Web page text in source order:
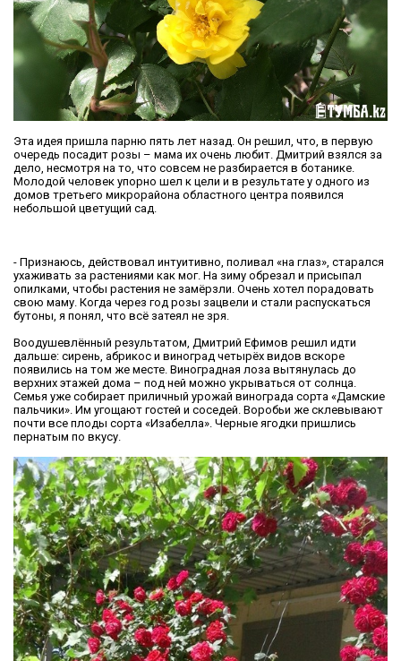
Эта идея пришла парню пять лет назад. Он решил, что, в первую
очередь посадит розы – мама их очень любит. Дмитрий взялся за
дело, несмотря на то, что совсем не разбирается в ботанике.
Молодой человек упорно шел к цели и в результате у одного из
домов третьего микрорайона областного центра появился
небольшой цветущий сад.
- Признаюсь, действовал интуитивно, поливал «на глаз», старался
ухаживать за растениями как мог. На зиму обрезал и присыпал
опилками, чтобы растения не замёрзли. Очень хотел порадовать
свою маму. Когда через год розы зацвели и стали распускаться
бутоны, я понял, что всё затеял не зря.
Воодушевлённый результатом, Дмитрий Ефимов решил идти
дальше: сирень, абрикос и виноград четырёх видов вскоре
появились на том же месте. Виноградная лоза вытянулась до
верхних этажей дома – под ней можно укрываться от солнца.
Семья уже собирает приличный урожай винограда сорта «Дамские
пальчики». Им угощают гостей и соседей. Воробьи же склевывают
почти все плоды сорта «Изабелла». Черные ягодки пришлись
пернатым по вкусу.